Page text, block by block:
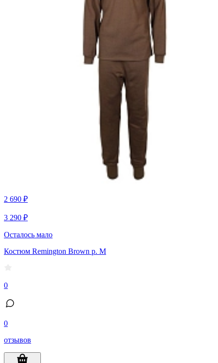
2 690 ₽
3 290 ₽
Осталось мало
Костюм Remington Brown р. M
0
0
отзывов